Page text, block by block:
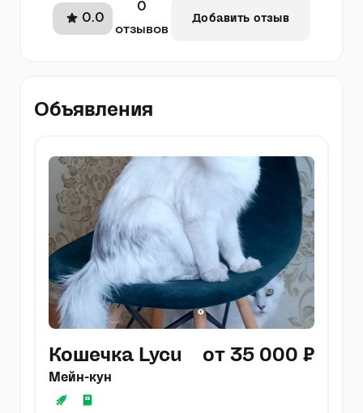
0.0
0
отзывов
Добавить отзыв
Объявления
Кошечка Lycu от 35 000 ₽
Мейн-кун